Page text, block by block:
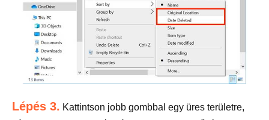
Lépés 3. Kattintson jobb gombbal egy üres területre,